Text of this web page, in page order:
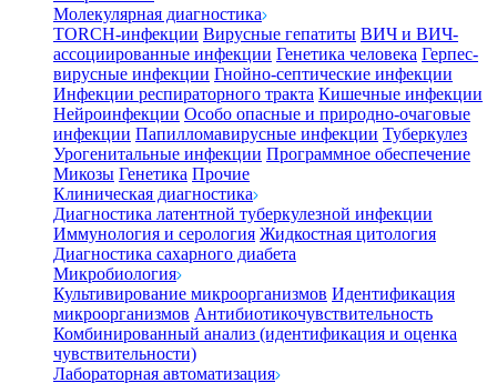
Молекулярная диагностика
TORCH-инфекции Вирусные гепатиты ВИЧ и ВИЧ-
ассоциированные инфекции Генетика человека Герпес-
вирусные инфекции Гнойно-септические инфекции
Инфекции респираторного тракта Кишечные инфекции
Нейроинфекции Особо опасные и природно-очаговые
инфекции Папилломавирусные инфекции Туберкулез
Урогенитальные инфекции Программное обеспечение
Микозы Генетика Прочие
Клиническая диагностика
Диагностика латентной туберкулезной инфекции
Иммунология и серология Жидкостная цитология
Диагностика сахарного диабета
Микробиология
Культивирование микроорганизмов Идентификация
микроорганизмов Антибиотикочувствительность
Комбинированный анализ (идентификация и оценка
чувствительности)
Лабораторная автоматизация